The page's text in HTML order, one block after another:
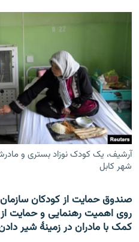
آرشیف، یک کودک نوزاد بستری و
شهر کابل
صندوق حمایت از کودکان
روی اهمیت رهنمایی و حمایت
کمک با مادران در زمینۀ شیر